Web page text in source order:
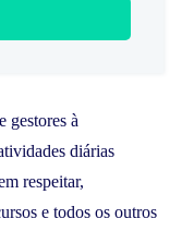
gestores à
diárias
respeitar,
e todos os outros